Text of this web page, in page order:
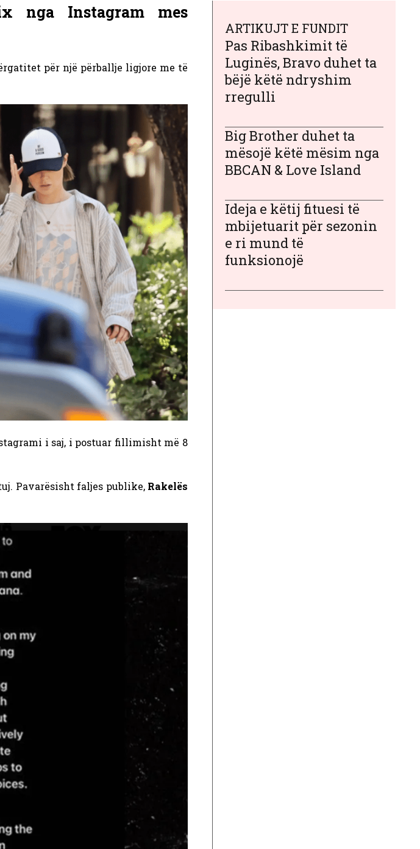
nga Instagram mes
për një përballje ligjore me të
i saj, i postuar fillimisht më 8
Pavarësisht faljes publike, Rakelës
ARTIKUJT E FUNDIT
Pas Ribashkimit të
Luginës, Bravo duhet ta
bëjë këtë ndryshim
rregulli
Big Brother duhet ta
mësojë këtë mësim nga
BBCAN & Love Island
Ideja e këtij fituesi të
mbijetuarit për sezonin
e ri mund të
funksionojë